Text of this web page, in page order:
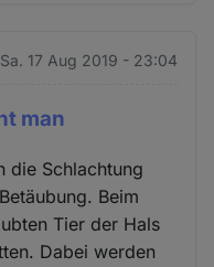
Sa. 17 Aug 2019 - 23:04
man
die Schlachtung
Beim
Tier der Hals
Dabei werden